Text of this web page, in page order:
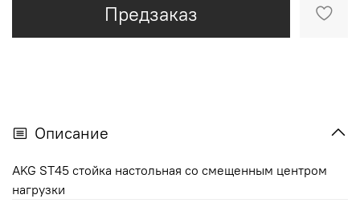
Предзаказ
Описание
AKG ST45 стойка настольная со смещенным центром
нагрузки